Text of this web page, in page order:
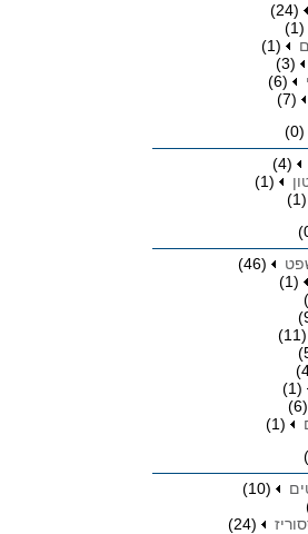
(24)
(1)
(3)
(6)
(7)
(0)
(4)
(1)
(46)
(1)
(1)
(1)
(10)
(24)